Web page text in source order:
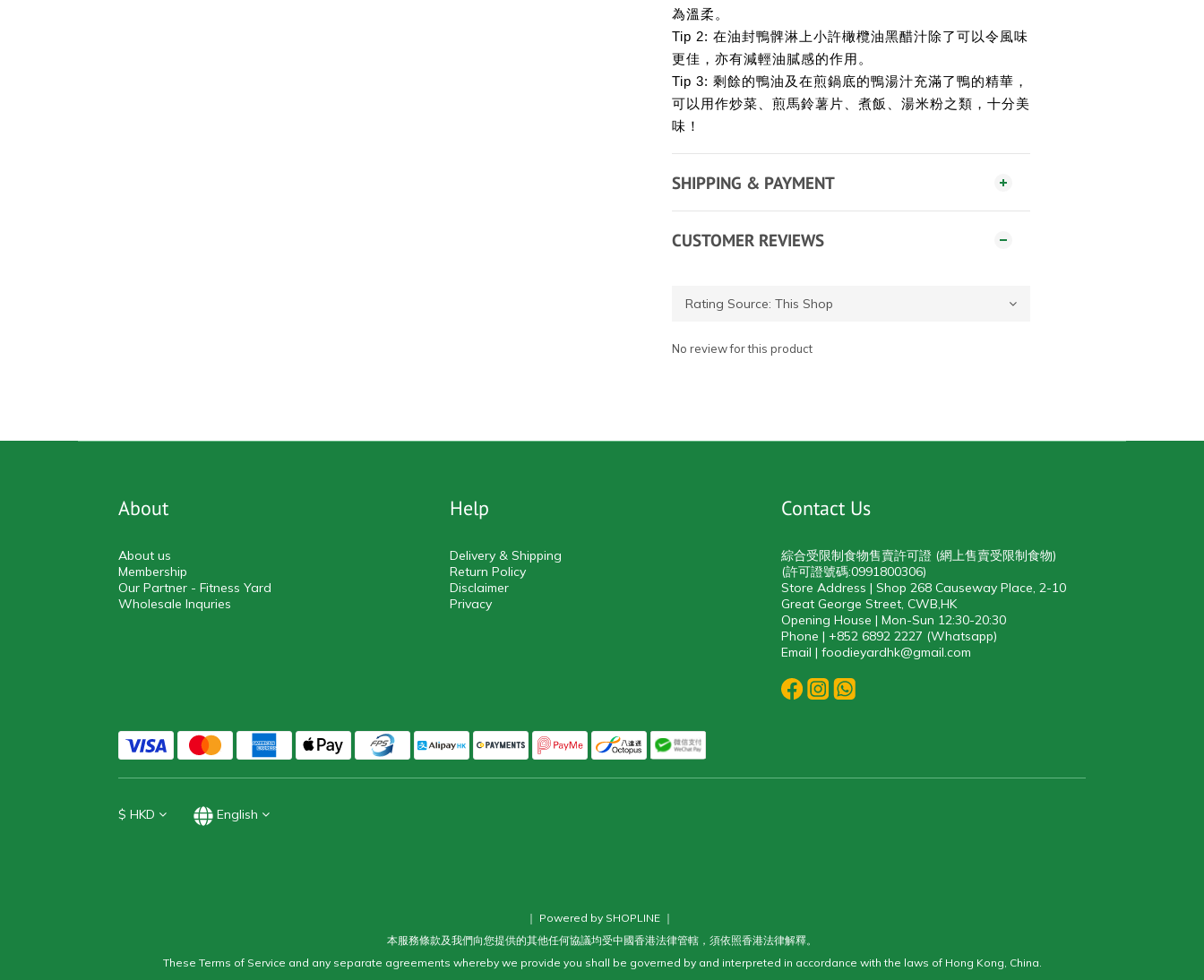
為溫柔。
Tip 2: 在油封鴨髀淋上小許橄欖油黑醋汁除了可以令風味
更佳，亦有減輕油膩感的作用。
Tip 3: 剩餘的鴨油及在煎鍋底的鴨湯汁充滿了鴨的精華，
可以用作炒菜、煎馬鈴薯片、煮飯、湯米粉之類，十分美
味！
SHIPPING & PAYMENT
CUSTOMER REVIEWS
No review for this product
About
About us
Membership
Our Partner - Fitness Yard
Wholesale Inquries
Help
Delivery & Shipping
Return Policy
Disclaimer
Privacy
Contact Us
綜合受限制食物售賣許可證 (網上售賣受限制食物)
(許可證號碼:0991800306)
Store Address | Shop 268 Causeway Place, 2-10
Great George Street, CWB,HK
Opening House | Mon-Sun 12:30-20:30
Phone | +852 6892 2227 (Whatsapp)
Email | foodieyardhk@gmail.com
$ HKD English
｜ Powered by SHOPLINE ｜
本服務條款及我們向您提供的其他任何協議均受中國香港法律管轄，須依照香港法律解釋。
These Terms of Service and any separate agreements whereby we provide you shall be governed by and interpreted in accordance with the laws of Hong Kong, China.